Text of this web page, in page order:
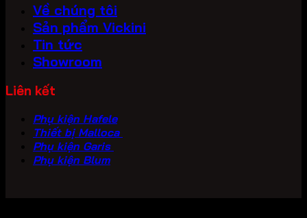
Về chúng tôi
Sản phẩm Vickini
Tin tức
Showroom
Liên kết
Phụ kiện Hafele
Thiết bị Malloca
Phụ kiện Garis
Phụ kiện Blum